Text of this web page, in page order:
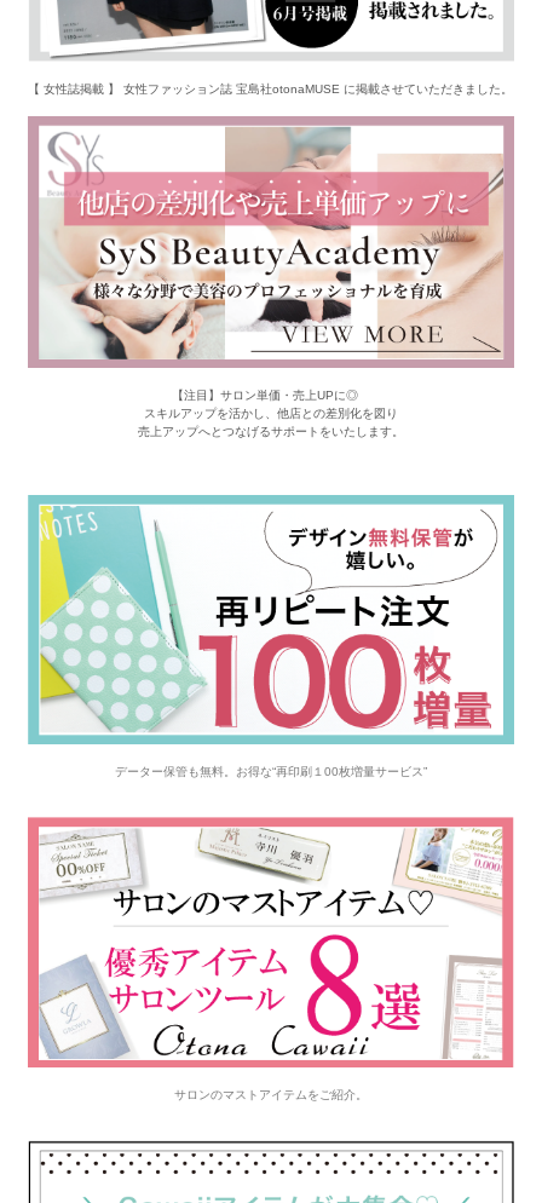
【 女性誌掲載 】 女性ファッション誌 宝島社otonaMUSE に掲載させていただきました。
【注目】サロン単価・売上UPに◎
スキルアップを活かし、他店との差別化を図り
売上アップへとつなげるサポートをいたします。
データー保管も無料。お得な“再印刷１00枚増量サービス”
サロンのマストアイテムをご紹介。